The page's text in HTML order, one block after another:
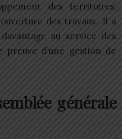
des territoires,
des travaux. Il a
au service des
preuve d’une gestion de
générale